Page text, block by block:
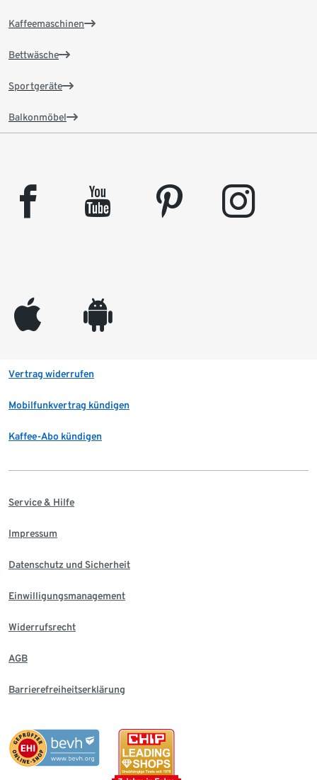
Kaffeemaschinen
Bettwäsche
Sportgeräte
Balkonmöbel
facebook youtube pinterest instagram
appleinc android
Vertrag widerrufen
Mobilfunkvertrag kündigen
Kaffee-Abo kündigen
Service & Hilfe
Impressum
Datenschutz und Sicherheit
Einwilligungsmanagement
Widerrufsrecht
AGB
Barrierefreiheitserklärung